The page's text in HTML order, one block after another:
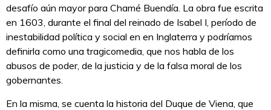
desafío aún mayor para Chamé Buendía. La obra fue escrita
en 1603, durante el final del reinado de Isabel I, período de
inestabilidad política y social en en Inglaterra y podríamos
definirla como una tragicomedia, que nos habla de los
abusos de poder, de la justicia y de la falsa moral de los
gobernantes.
En la misma, se cuenta la historia del Duque de Viena, que